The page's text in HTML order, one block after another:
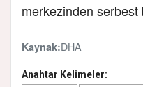
merkezinden serbest
Kaynak:DHA
Anahtar Kelimeler: